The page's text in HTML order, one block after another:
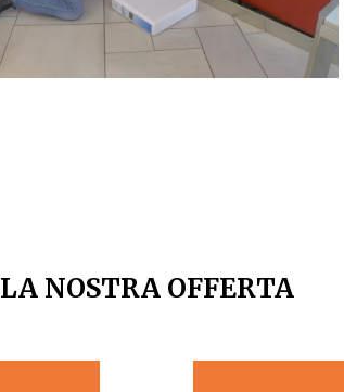
LA NOSTRA OFFERTA